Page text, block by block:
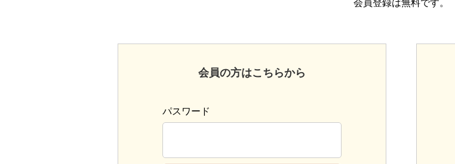
会員登録は無料です。
会員の方はこちらから
パスワード